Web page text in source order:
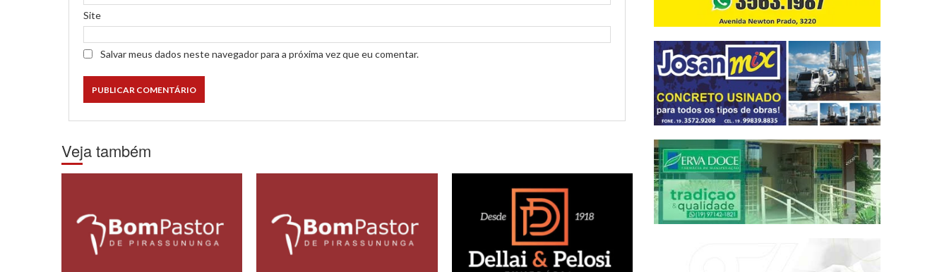
Site
Salvar meus dados neste navegador para a próxima vez que eu comentar.
Veja também